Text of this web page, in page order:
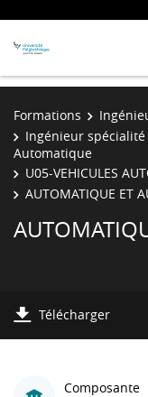
Formations
Ingénieur
Automatique
U05-VEHICULES
AUTOMATIQUE ET
Télécharger
Composante